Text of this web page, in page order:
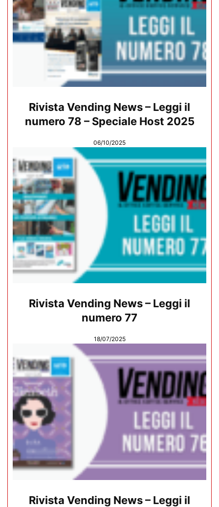
Rivista Vending News – Leggi il
numero 78 – Speciale Host 2025
06/10/2025
Rivista Vending News – Leggi il
numero 77
18/07/2025
Rivista Vending News – Leggi il